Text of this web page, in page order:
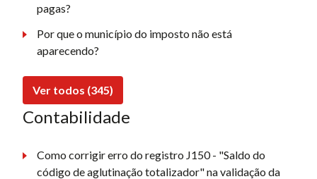
pagas?
Por que o município do imposto não está
aparecendo?
Ver todos (345)
Contabilidade
Como corrigir erro do registro J150 - "Saldo do
código de aglutinação totalizador" na validação da